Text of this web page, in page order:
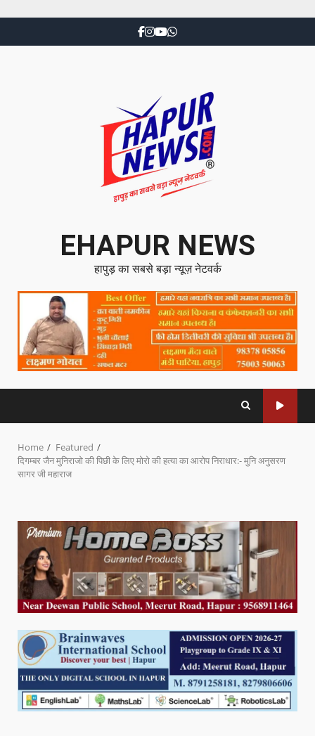
EHAPUR NEWS
हापुड़ का सबसे बड़ा न्यूज़ नेटवर्क
Home
Featured
दिगम्बर जैन मुनिराजो की पिछी के लिए मोरो की हत्या का आरोप निराधार:- मुनि अनुसरण
सागर जी महाराज